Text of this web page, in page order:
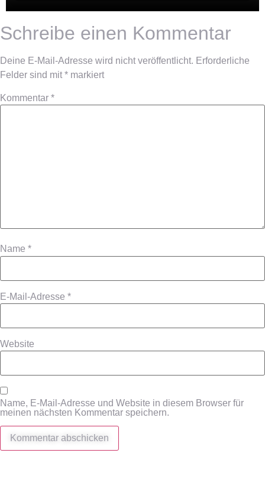
Schreibe einen Kommentar
Deine E-Mail-Adresse wird nicht veröffentlicht. Erforderliche
Felder sind mit * markiert
Kommentar *
Name *
E-Mail-Adresse *
Website
Name, E-Mail-Adresse und Website in diesem Browser für
meinen nächsten Kommentar speichern.